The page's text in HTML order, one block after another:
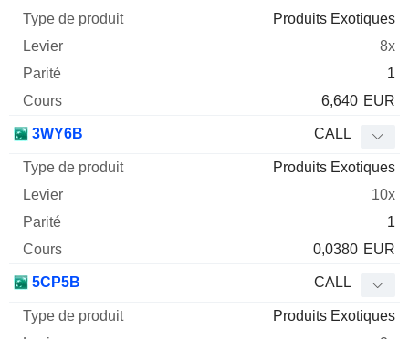
Produits Exotiques
8x
1
6,640 EUR
3WY6B CALL
Produits Exotiques
10x
1
0,0380 EUR
5CP5B CALL
Produits Exotiques